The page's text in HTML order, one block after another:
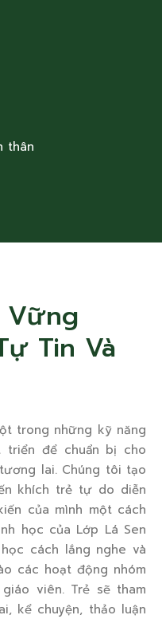
thân
Vững
Tin Và
trong những kỹ năng
triển để chuẩn bị cho
lai. Chúng tôi tạo
khích trẻ tự do diễn
của mình một cách
học của Lớp Lá Sen
cách lắng nghe và
các hoạt động nhóm
viên. Trẻ sẽ tham
kể chuyện, thảo luận